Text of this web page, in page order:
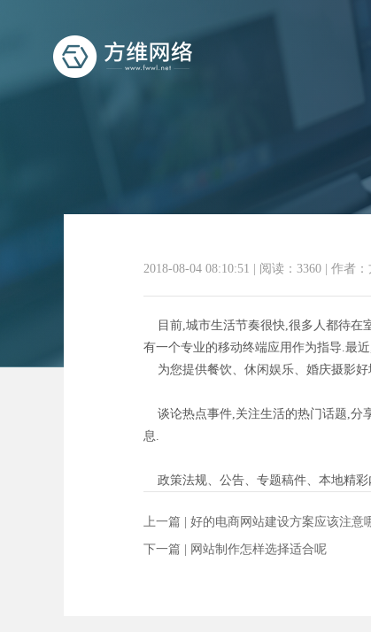
2018-08-04 08:10:51 | 阅读：3360 | 作者：
目前,城市生活节奏很快,很多人都待在
有一个专业的移动终端应用作为指导.最
为您提供餐饮、休闲娱乐、婚庆摄影好
谈论热点事件,关注生活的热门话题,分
息.
政策法规、公告、专题稿件、本地精彩
上一篇 | 好的电商网站建设方案应该注意
下一篇 | 网站制作怎样选择适合呢